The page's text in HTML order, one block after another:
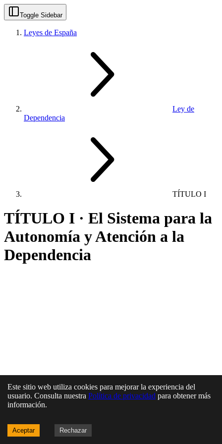
Toggle Sidebar
Leyes de España
Ley de
Dependencia
TÍTULO I
TÍTULO I · El Sistema para la
Autonomía y Atención a la
Dependencia
Este sitio web utiliza cookies para mejorar la experiencia del
usuario. Consulta nuestra Política de privacidad para obtener más
información.
Aceptar Rechazar